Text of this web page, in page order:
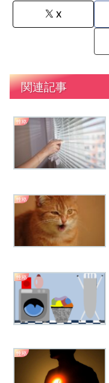
X
関連記事
性格
性格
性格
性格